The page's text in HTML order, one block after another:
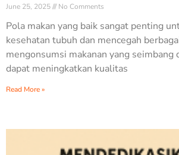
June 25, 2025 No Comments
Pola makan yang baik sangat penting
kesehatan tubuh dan mencegah
mengonsumsi makanan yang seimbang
dapat meningkatkan kualitas
Read More »